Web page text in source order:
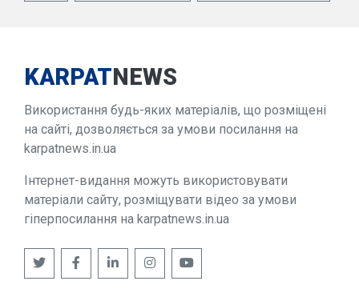
KARPATNEWS
Використання будь-яких матеріалів, що розміщені
на сайті, дозволяється за умови посилання на
karpatnews.in.ua
Інтернет-видання можуть використовувати
матеріали сайту, розміщувати відео за умови
гіперпосилання на karpatnews.in.ua